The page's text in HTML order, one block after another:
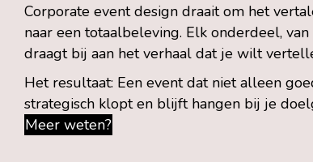
Corporate event design draait om het
naar een totaalbeleving. Elk onderdeel,
draagt bij aan het verhaal dat je wilt
Het resultaat: Een event dat niet alleen
strategisch klopt en blijft hangen bij je
Meer weten?